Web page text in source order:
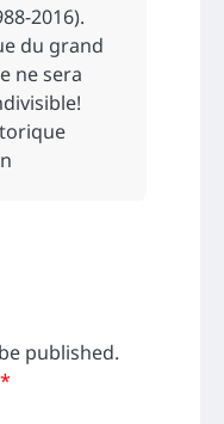
2016).
du grand
ne sera
published.
*